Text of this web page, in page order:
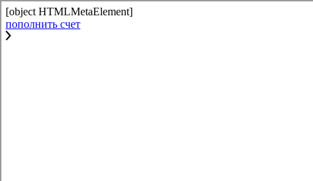
[object HTMLMetaElement]
пополнить счет